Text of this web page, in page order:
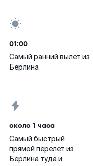
01:00
Самый ранний вылет из
Берлина
около 1 часа
Самый быстрый
прямой перелет из
Берлина туда и